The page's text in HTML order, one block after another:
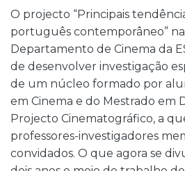
O projecto “Principais
português contemporâneo”
Departamento de Cinema da
de desenvolver investigação
de um núcleo formado por
em Cinema e do Mestrado em
Projecto Cinematográfico, a
professores-investigadores
convidados. O que agora se